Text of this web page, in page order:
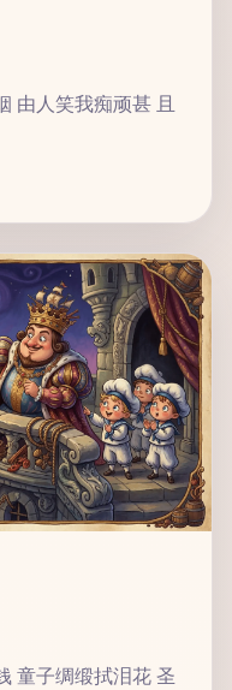
由人笑我痴顽甚 且
童子绸缎拭泪花 圣